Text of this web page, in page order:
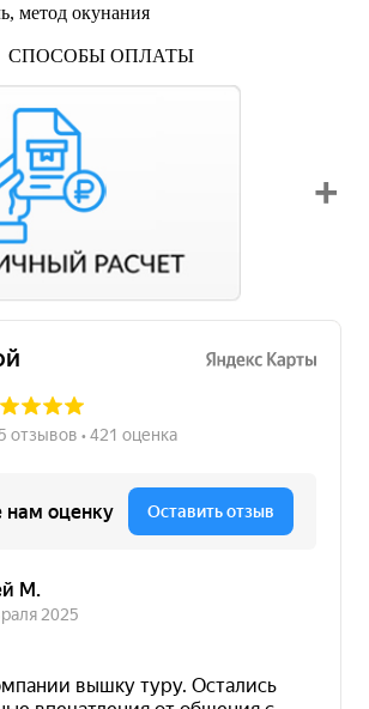
метод окунания
СПОСОБЫ ОПЛАТЫ
попросите менеджера выставить вам